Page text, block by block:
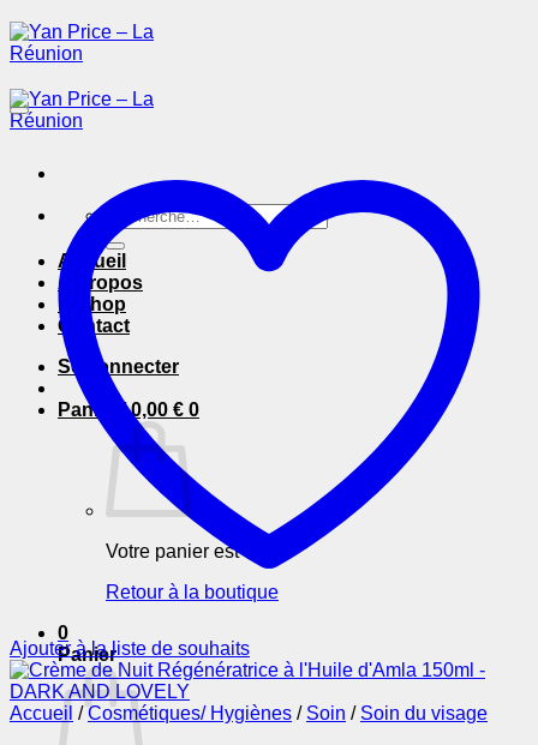
Passer
au
contenu
Recherche
pour :
Accueil
A Propos
E-Shop
Contact
Se connecter
Panier /0,00 € 0
Votre panier est vide.
Retour à la boutique
0
Panier
Ajouter à la liste de souhaits
Accueil / Cosmétiques/ Hygiènes / Soin / Soin du visage